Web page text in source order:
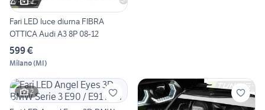
Fari LED luce diurna FIBRA
OTTICA Audi A3 8P 08-12
599 €
Milano(MI)
2